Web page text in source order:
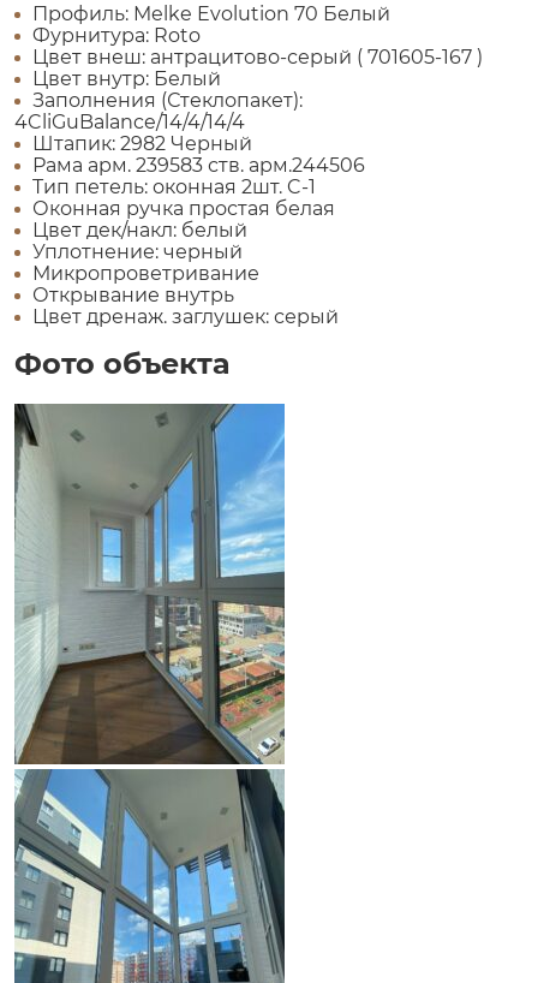
Профиль: Melke Evolution 70 Белый
Фурнитура: Roto
Цвет внеш: антрацитово-серый ( 701605-167 )
Цвет внутр: Белый
Заполнения (Стеклопакет):
4CliGuBalance/14/4/14/4
Штапик: 2982 Черный
Рама арм. 239583 ств. арм.244506
Tип петель: оконная 2шт. C-1
Оконная ручка простая белая
Цвет дек/накл: белый
Уплотнение: черный
Микропроветривание
Открывание внутрь
Цвет дренаж. заглушек: серый
Фото объекта